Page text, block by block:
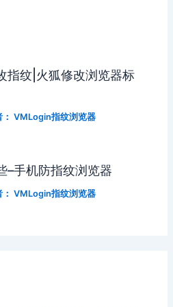
指纹|火狐修改浏览器标
VMLogin指纹浏览器
–手机防指纹浏览器
VMLogin指纹浏览器